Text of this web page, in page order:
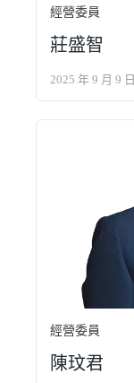
經營委員
莊盛智
2025 年 9 月 9 日
經營委員
陳玟君